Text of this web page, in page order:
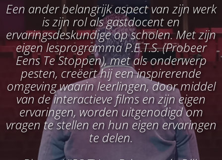
Een ander belangrijk aspect van zijn werk
is zijn rol als gastdocent en
ervaringsdeskundige op scholen. Met zijn
eigen lesprogramma P.E.T.S. (Probeer
Eens Te Stoppen), met als onderwerp
pesten, creëert hij een inspirerende
omgeving waarin leerlingen, door middel
van de interactieve films en zijn eigen
ervaringen, worden uitgenodigd om
vragen te stellen en hun eigen ervaringen
te delen.